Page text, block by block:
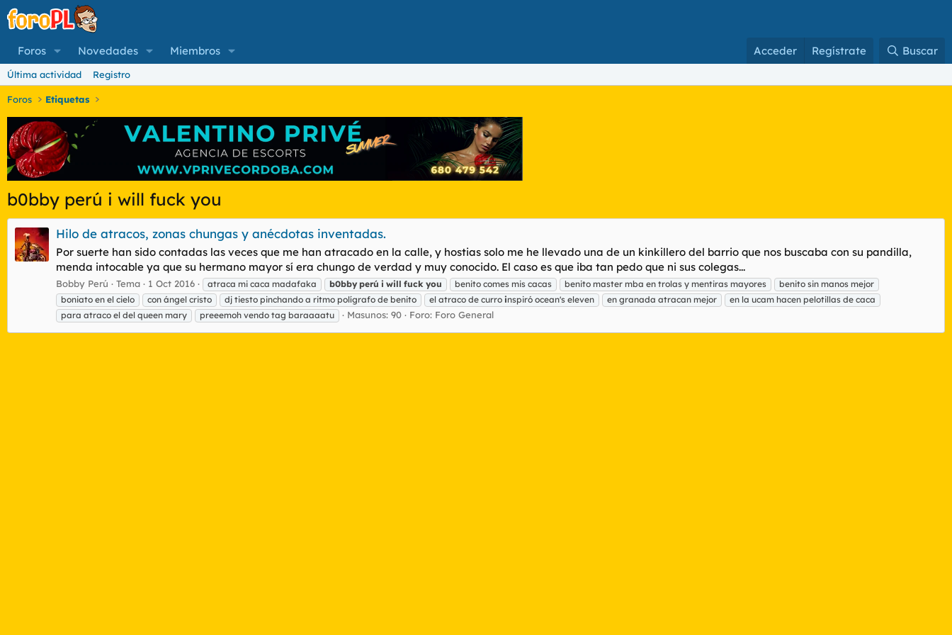
Foros Novedades Miembros Acceder Regístrate Buscar
Última actividad Registro
Foros Etiquetas
b0bby perú i will fuck you
Hilo de atracos, zonas chungas y anécdotas inventadas.
Por suerte han sido contadas las veces que me han atracado en la calle, y hostias solo me he llevado una de un kinkillero del barrio que nos buscaba con su pandilla,
menda intocable ya que su hermano mayor sí era chungo de verdad y muy conocido. El caso es que iba tan pedo que ni sus colegas...
Bobby Perú Tema 1 Oct 2016 atraca mi caca madafaka b0bby perú i will fuck you benito comes mis cacas benito master mba en trolas y mentiras mayores
benito sin manos mejor
boniato en el cielo
con ángel cristo dj tiesto pinchando a ritmo polígrafo de benito el atraco de curro inspiró ocean's eleven en granada atracan mejor
en la ucam hacen pelotillas de caca
para atraco el del queen mary
preeemoh vendo tag baraaaatu Masunos: 90 Foro: Foro General